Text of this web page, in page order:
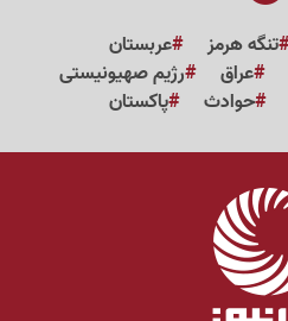
تنگه هرمز
عربستان
عراق
رژیم صهیونیستی
حوادث پاکستان